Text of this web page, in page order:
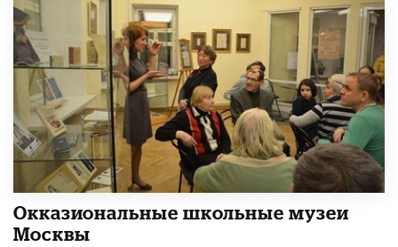
​Окказиональные школьные музеи
Москвы